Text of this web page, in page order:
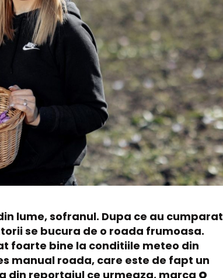
lume, sofranul. Dupa ce au cumparat
se bucura de o roada frumoasa.
foarte bine la conditiile meteo din
manual roada, care este de fapt un
din reportajul ce urmeaza, marca O